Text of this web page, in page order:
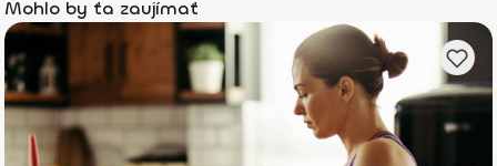
Mohlo by ťa zaujímať